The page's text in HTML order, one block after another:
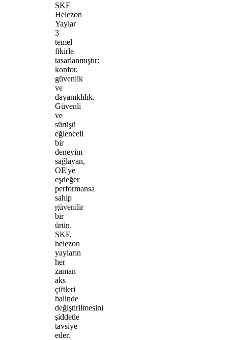
SKF
Helezon
Yaylar
3
temel
fikirle
tasarlanmıştır:
konfor,
güvenlik
ve
dayanıklılık.
Güvenli
ve
sürüşü
eğlenceli
bir
deneyim
sağlayan,
OE'ye
eşdeğer
performansa
sahip
güvenilir
bir
ürün.
SKF,
helezon
yayların
her
zaman
aks
çiftleri
halinde
değiştirilmesini
şiddetle
tavsiye
eder.